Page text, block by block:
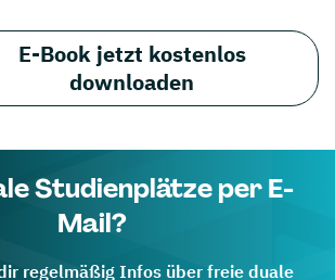
E-Book jetzt kostenlos
downloaden
Studienplätze per E-
Mail?
regelmäßig Infos über freie duale